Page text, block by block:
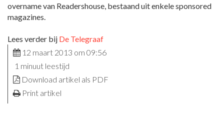
overname van Readershouse, bestaand uit enkele sponsored
magazines.
Lees verder bij De Telegraaf
12 maart 2013 om 09:56
1 minuut leestijd
Download artikel als PDF
Print artikel